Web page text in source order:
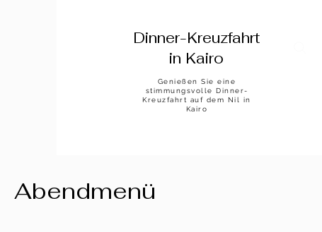
Dinner-Kreuzfahrt
in Kairo
Genießen Sie eine
stimmungsvolle Dinner-
Kreuzfahrt auf dem Nil in
Kairo
Abendmenü